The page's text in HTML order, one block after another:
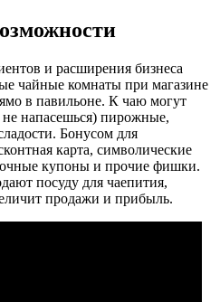
и расширения бизнеса
чайные комнаты при магазине
в павильоне. К чаю могут
не напасешься) пирожные,
Бонусом для
карта, символические
купоны и прочие фишки.
посуду для чаепития,
продажи и прибыль.